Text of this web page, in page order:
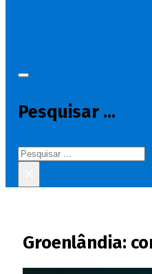
Pesquisar ...
Pesquisar
Groenlândia: